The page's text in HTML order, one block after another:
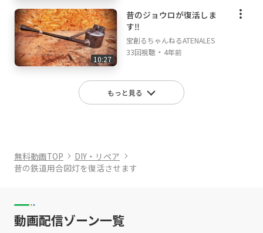
10:27
昔のジョウロが復活しま
す‼
宝創るちゃんねるATENALES
33回視聴 ・ 4年前
もっと見る
無料動画TOP
DIY・リペア
昔の鉄道用合図灯を復活させます
動画配信ゾーン一覧